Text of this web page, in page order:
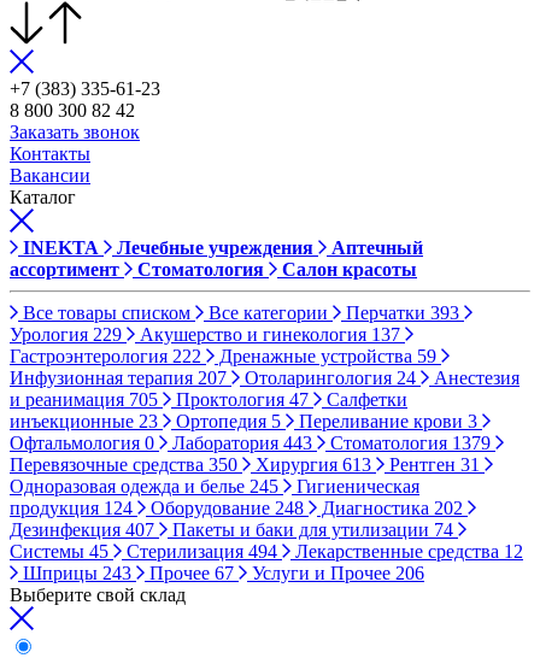
+7 (383) 335-61-23
8 800 300 82 42
Заказать звонок
Контакты
Вакансии
Каталог
INEKTA Лечебные учреждения
Аптечный
ассортимент
Стоматология Салон красоты
Все товары списком Все категории Перчатки 393
Урология 229 Акушерство и гинекология 137
Гастроэнтерология 222 Дренажные устройства 59
Инфузионная терапия 207 Отоларингология 24
Анестезия
и реанимация 705 Проктология 47
Салфетки
инъекционные 23 Ортопедия 5 Переливание крови 3
Офтальмология 0 Лаборатория 443 Стоматология 1379
Перевязочные средства 350 Хирургия 613 Рентген 31
Одноразовая одежда и белье 245
Гигиеническая
продукция 124 Оборудование 248 Диагностика 202
Дезинфекция 407 Пакеты и баки для утилизации 74
Системы 45 Стерилизация 494 Лекарственные средства 12
Шприцы 243 Прочее 67 Услуги и Прочее 206
Выберите свой склад